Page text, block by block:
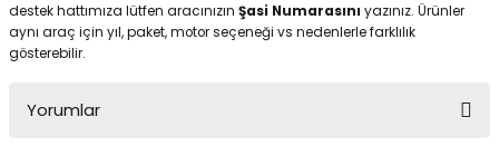
destek hattımıza lütfen aracınızın Şasi Numarasını yazınız. Ürünler
aynı araç için yıl, paket, motor seçeneği vs nedenlerle farklılık
gösterebilir.
Yorumlar